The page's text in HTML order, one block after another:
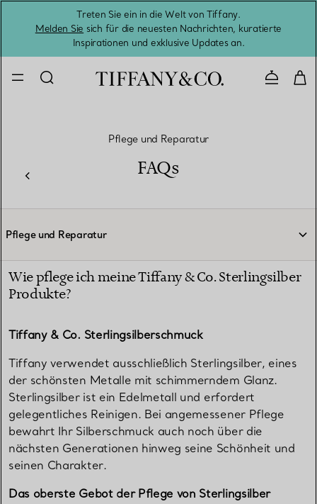
Treten Sie ein in die Welt von Tiffany.
Melden Sie sich für die neuesten Nachrichten, kuratierte
Inspirationen und exklusive Updates an.
Pflege und Reparatur
FAQs
Pflege und Reparatur
Wie pflege ich meine Tiffany & Co. Sterlingsilber
Produkte?
Tiffany & Co. Sterlingsilberschmuck
Tiffany verwendet ausschließlich Sterlingsilber, eines
der schönsten Metalle mit schimmerndem Glanz.
Sterlingsilber ist ein Edelmetall und erfordert
gelegentliches Reinigen. Bei angemessener Pflege
bewahrt Ihr Silberschmuck auch noch über die
nächsten Generationen hinweg seine Schönheit und
seinen Charakter.
Das oberste Gebot der Pflege von Sterlingsilber